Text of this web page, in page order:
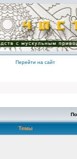
Перейти на сайт
Темы